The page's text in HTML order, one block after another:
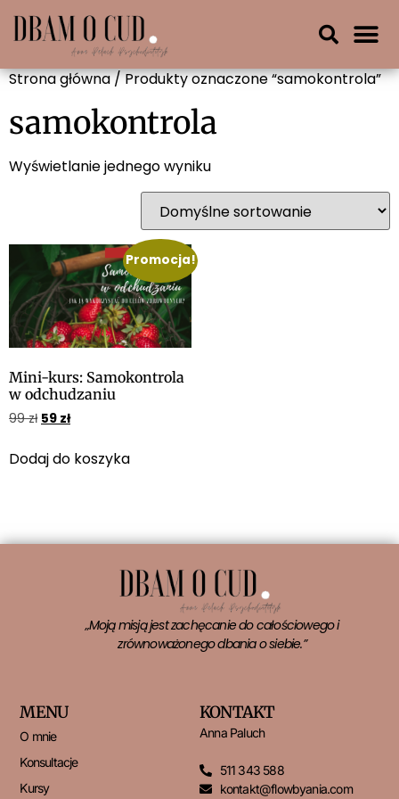
Strona główna/ Produkty oznaczone “samokontrola”
samokontrola
Wyświetlanie jednego wyniku
Promocja!
Mini-kurs: Samokontrola
w odchudzaniu
99zł 59 zł
Dodaj do koszyka
„Moją misją jest zachęcanie do całościowego i
zrównoważonego dbania o siebie.”
MENU
O mnie
Konsultacje
Kursy
KONTAKT
Anna Paluch
511 343 588
kontakt@flowbyania.com